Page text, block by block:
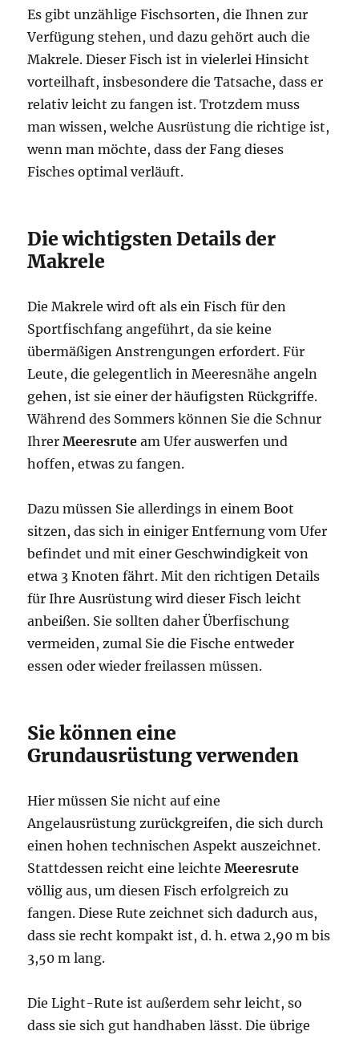
Es gibt unzählige Fischsorten, die Ihnen zur
Verfügung stehen, und dazu gehört auch die
Makrele. Dieser Fisch ist in vielerlei Hinsicht
vorteilhaft, insbesondere die Tatsache, dass er
relativ leicht zu fangen ist. Trotzdem muss
man wissen, welche Ausrüstung die richtige ist,
wenn man möchte, dass der Fang dieses
Fisches optimal verläuft.
Die wichtigsten Details der
Makrele
Die Makrele wird oft als ein Fisch für den
Sportfischfang angeführt, da sie keine
übermäßigen Anstrengungen erfordert. Für
Leute, die gelegentlich in Meeresnähe angeln
gehen, ist sie einer der häufigsten Rückgriffe.
Während des Sommers können Sie die Schnur
IhrerMeeresrute am Ufer auswerfen und
hoffen, etwas zu fangen.
Dazu müssen Sie allerdings in einem Boot
sitzen, das sich in einiger Entfernung vom Ufer
befindet und mit einer Geschwindigkeit von
etwa 3 Knoten fährt. Mit den richtigen Details
für Ihre Ausrüstung wird dieser Fisch leicht
anbeißen. Sie sollten daher Überfischung
vermeiden, zumal Sie die Fische entweder
essen oder wieder freilassen müssen.
Sie können eine
Grundausrüstung verwenden
Hier müssen Sie nicht auf eine
Angelausrüstung zurückgreifen, die sich durch
einen hohen technischen Aspekt auszeichnet.
Stattdessen reicht eine leichteMeeresrute
völlig aus, um diesen Fisch erfolgreich zu
fangen. Diese Rute zeichnet sich dadurch aus,
dass sie recht kompakt ist, d. h. etwa 2,90 m bis
3,50 m lang.
Die Light-Rute ist außerdem sehr leicht, so
dass sie sich gut handhaben lässt. Die übrige